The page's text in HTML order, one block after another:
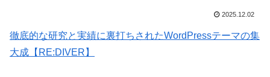
2025.12.02
徹底的な研究と実績に裏打ちされたWordPressテーマの集
大成【RE:DIVER】